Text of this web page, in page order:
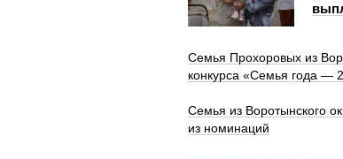
Семья Прохоровых из
конкурса «Семья года —
Семья из Воротынского
из номинаций